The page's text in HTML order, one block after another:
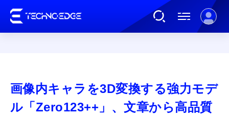
画像内キャラを3D変換する強力モデ
ル「Zero123++」、文章から高品質